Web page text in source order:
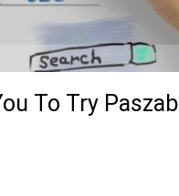
To Try Paszab